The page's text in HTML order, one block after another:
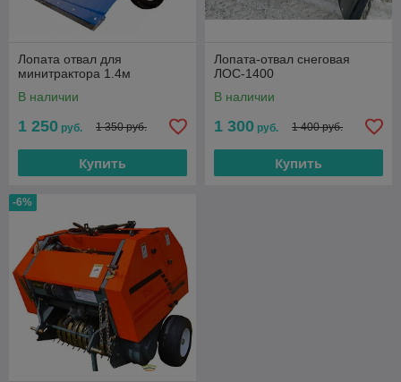
Лопата отвал для
минитрактора 1.4м
В наличии
1 250 руб. 1 350 руб.
Купить
Лопата-отвал снеговая
ЛОС-1400
В наличии
1 300 руб. 1 400 руб.
Купить
-6%